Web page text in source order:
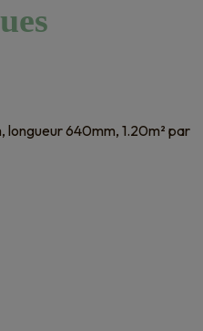
longueur 640mm, 1.20m² par